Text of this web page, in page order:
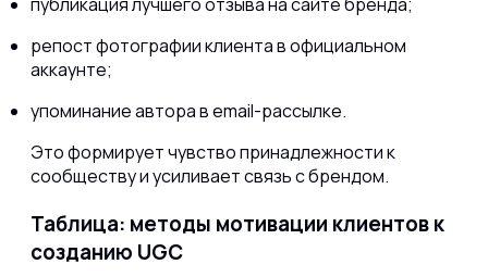
репост фотографии клиента в официальном
аккаунте;
упоминание автора в email-рассылке.
Это формирует чувство принадлежности к
сообществу и усиливает связь с брендом.
Таблица: методы мотивации клиентов к
созданию UGC